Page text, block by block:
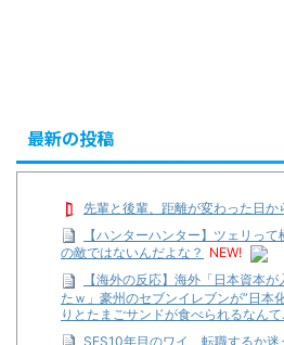
最新の投稿
先輩と後輩、距離が変わった日か
【ハンターハンター】ツェリっ
の敵ではないんだよな？ NEW!
【海外の反応】海外「日本資本
たｗ」豪州のセブンイレブンが”日本
りとたまごサンドが食べられるなん
SES10年目のワイ、転職するか迷